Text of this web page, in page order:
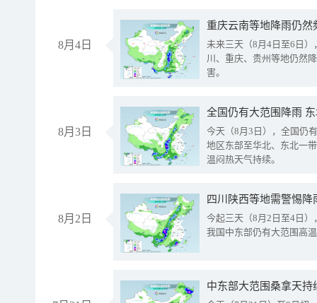
8月4日
重庆云南等地降雨仍然
未来三天（8月4日至6日
川、重庆、贵州等地仍然
害。
8月3日
全国仍有大范围降雨
今天（8月3日），全国仍
地区东部至华北、东北一
温闷热天气持续。
8月2日
今起三天（8月2日至4日
我国中东部仍有大范围高
中东部大范围桑拿天